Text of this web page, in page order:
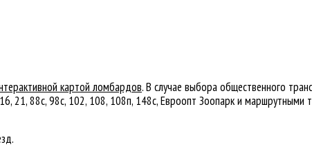
картой ломбардов. В случае выбора общественного
21, 88с, 98с, 102, 108, 108п, 148с, Евроопт Зоопарк и маршрутными